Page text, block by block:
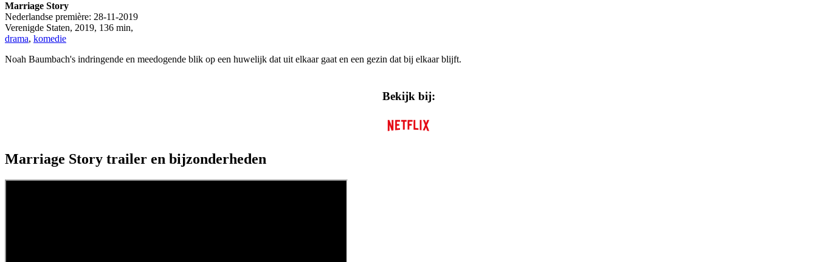
Marriage Story
Nederlandse première: 28-11-2019
Verenigde Staten, 2019, 136 min,
drama, komedie
Noah Baumbach's indringende en meedogende blik op een huwelijk dat uit elkaar gaat en een gezin dat bij elkaar blijft.
Bekijk bij:
Marriage Story trailer en bijzonderheden